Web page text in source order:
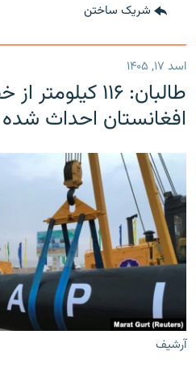
شریک ساختن
اسد ۱۷, ۱۴۰۵
طالبان: ۱۱۶
افغانستان احداث
آرشیف